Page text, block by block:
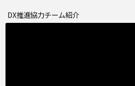
DX推進協力チーム紹介